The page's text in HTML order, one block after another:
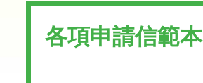
各項申請信範本